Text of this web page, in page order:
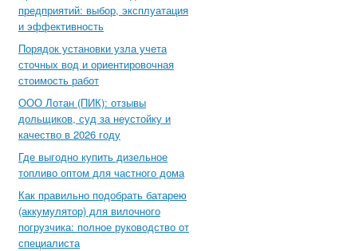
предприятий: выбор, эксплуатация
и эффективность
Порядок установки узла учета
сточных вод и ориентировочная
стоимость работ
ООО Лотан (ПИК): отзывы
дольщиков, суд за неустойку и
качество в 2026 году
Где выгодно купить дизельное
топливо оптом для частного дома
Как правильно подобрать батарею
(аккумулятор) для вилочного
погрузчика: полное руководство от
специалиста